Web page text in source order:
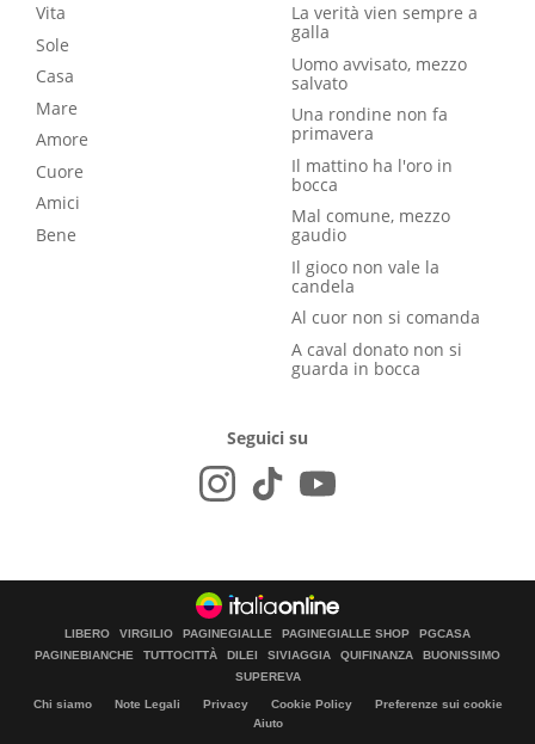
Vita
Sole
Casa
Mare
Amore
Cuore
Amici
Bene
La verità vien sempre a
galla
Uomo avvisato, mezzo
salvato
Una rondine non fa
primavera
Il mattino ha l'oro in
bocca
Mal comune, mezzo
gaudio
Il gioco non vale la
candela
Al cuor non si comanda
A caval donato non si
guarda in bocca
Seguici su
LIBERO VIRGILIO PAGINEGIALLE PAGINEGIALLE SHOP
PGCASA
PAGINEBIANCHE
TUTTOCITTÀ DILEI SIVIAGGIA QUIFINANZA
BUONISSIMO
SUPEREVA
Chi siamo Note Legali Privacy Cookie Policy
Preferenze sui cookie
Aiuto